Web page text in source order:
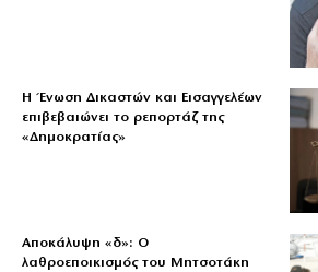
Η Ένωση Δικαστών και Εισαγγελέων
επιβεβαιώνει το ρεπορτάζ της
«Δημοκρατίας»
Αποκάλυψη «δ»: Ο
λαθροεποικισμός του Μητσοτάκη